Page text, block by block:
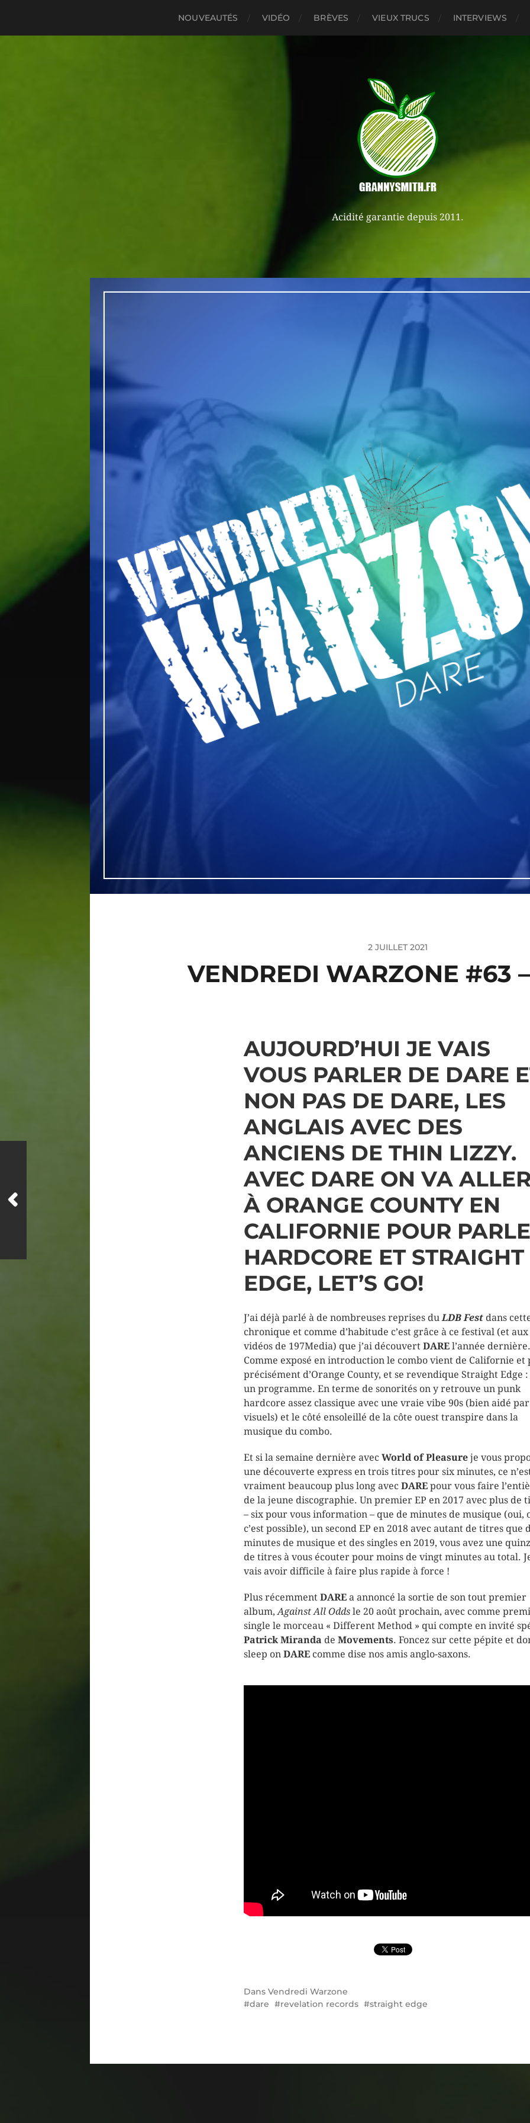
NOUVEAUTÉS VIDÉO BRÈVES VIEUX TRUCS INTERVIEWS
Acidité garantie depuis 2011.
2 JUILLET 2021
VENDREDI WARZONE #63
AUJOURD’HUI JE VAIS
VOUS PARLER DE DARE
NON PAS DE DARE, LES
ANGLAIS AVEC DES
ANCIENS DE THIN LIZZY.
AVEC DARE ON VA
À ORANGE COUNTY EN
CALIFORNIE POUR
HARDCORE ET STRAIGHT
EDGE, LET’S GO!
J’ai déjà parlé à de nombreuses reprises duLDB Fest dans
chronique et comme d’habitude c’est grâce à ce festival (et aux
vidéos de 197Media) que j’ai découvert DARE l’année dernière.
Comme exposé en introduction le combo vient de Californie et
précisément d’Orange County, et se revendique Straight Edge
un programme. En terme de sonorités on y retrouve un punk
hardcore assez classique avec une vraie vibe 90s (bien aidé
visuels) et le côté ensoleillé de la côte ouest transpire dans la
musique du combo.
Et si la semaine dernière avec World of Pleasure je vous
une découverte express en trois titres pour six minutes, ce
vraiment beaucoup plus long avec DARE pour vous faire
de la jeune discographie. Un premier EP en 2017 avec plus de
– six pour vous information – que de minutes de musique (oui,
c’est possible), un second EP en 2018 avec autant de titres que
minutes de musique et des singles en 2019, vous avez une
de titres à vous écouter pour moins de vingt minutes au total.
vais avoir difficile à faire plus rapide à force !
Plus récemment DARE a annoncé la sortie de son tout premier
album,Against All Odds le 20 août prochain, avec comme
single le morceau « Different Method » qui compte en invité
Patrick Miranda de Movements. Foncez sur cette pépite et
sleep on DARE comme dise nos amis anglo-saxons.
Dans Vendredi Warzone
dare
revelation records straight edge